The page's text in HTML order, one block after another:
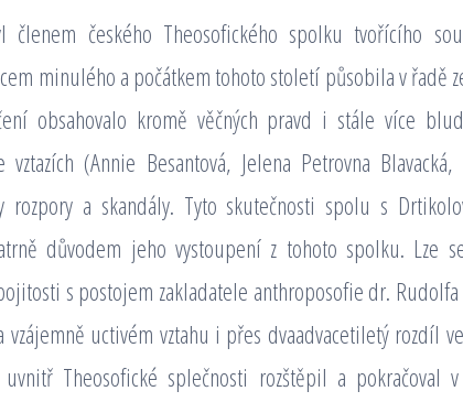
českého Theosofického spolku tvořícího
minulého a počátkem tohoto století působila v řadě
obsahovalo kromě věčných pravd i stále více
vztazích (Annie Besantová, Jelena Petrovna
rozpory a skandály. Tyto skutečnosti spolu s
důvodem jeho vystoupení z tohoto spolku. Lze
s postojem zakladatele anthroposofie dr.
uctivém vztahu i přes dvaadvacetiletý rozdíl
Theosofické splečnosti rozštěpil a pokračoval